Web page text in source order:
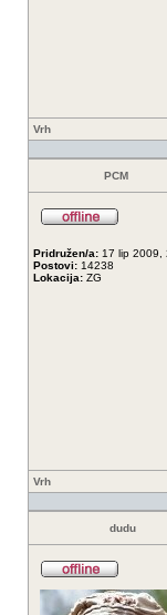
Vrh
PCM
Pridružen/a: 17 lip 2009,
Postovi: 14238
Lokacija: ZG
Vrh
dudu